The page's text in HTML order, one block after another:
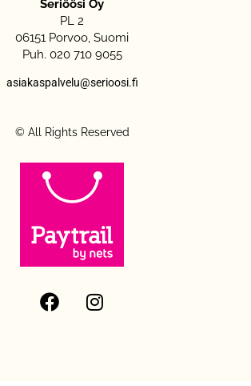
Seriöösi Oy
PL 2
06151 Porvoo, Suomi
Puh. 020 710 9055
asiakaspalvelu@serioosi.fi
© All Rights Reserved